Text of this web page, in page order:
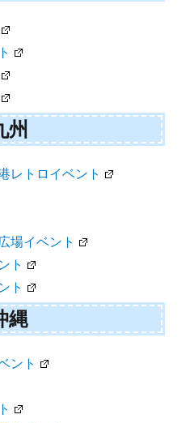
州
レトロイベント
場イベント
ト
ト
縄
ント